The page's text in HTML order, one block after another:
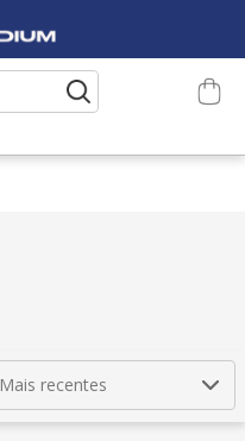
Mais recentes